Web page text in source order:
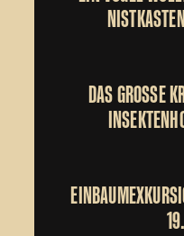
DAS GROSSE